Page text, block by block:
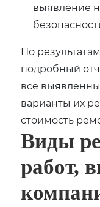
выявление
По
подробный
все
варианты их
стоимость
Виды
работ,